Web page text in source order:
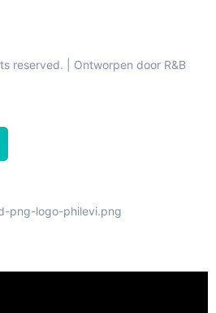
reserved. | Ontworpen door R&B